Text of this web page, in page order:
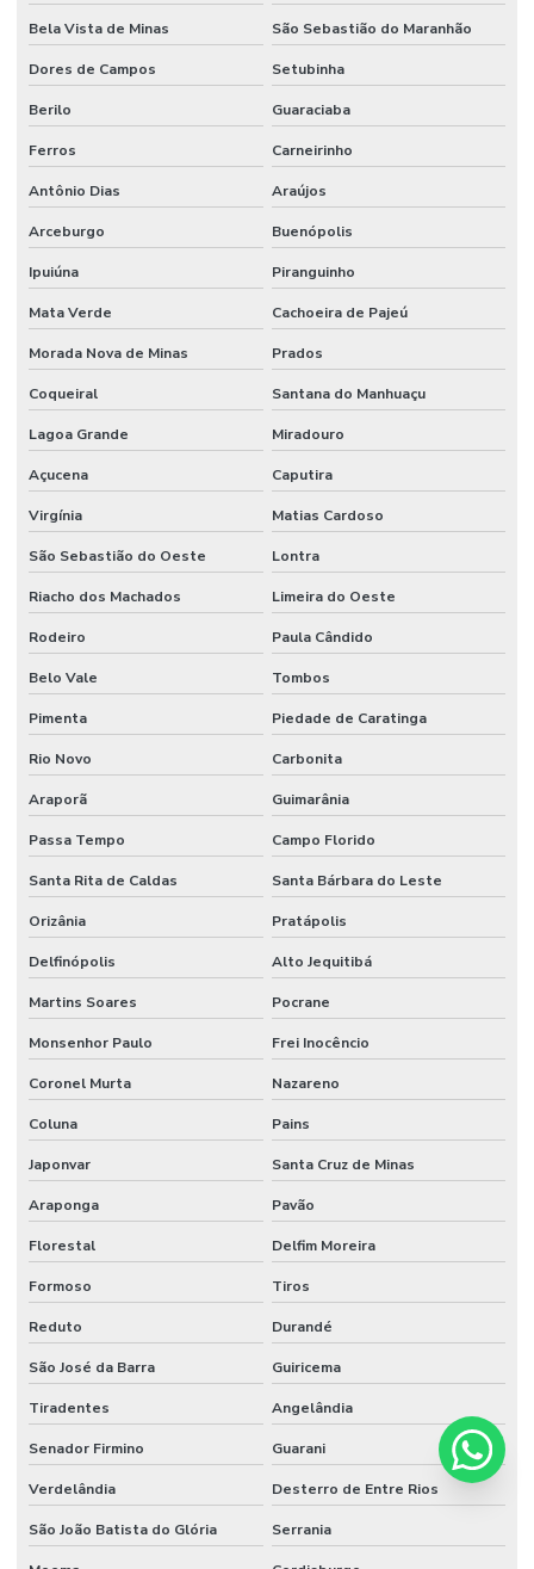
Bela Vista de Minas São Sebastião do Maranhão
Dores de Campos Setubinha
Berilo Guaraciaba
Ferros Carneirinho
Antônio Dias Araújos
Arceburgo Buenópolis
Ipuiúna Piranguinho
Mata Verde Cachoeira de Pajeú
Morada Nova de Minas Prados
Coqueiral Santana do Manhuaçu
Lagoa Grande Miradouro
Açucena Caputira
Virgínia Matias Cardoso
São Sebastião do Oeste Lontra
Riacho dos Machados Limeira do Oeste
Rodeiro Paula Cândido
Belo Vale Tombos
Pimenta Piedade de Caratinga
Rio Novo Carbonita
Araporã Guimarânia
Passa Tempo Campo Florido
Santa Rita de Caldas Santa Bárbara do Leste
Orizânia Pratápolis
Delfinópolis Alto Jequitibá
Martins Soares Pocrane
Monsenhor Paulo Frei Inocêncio
Coronel Murta Nazareno
Coluna Pains
Japonvar Santa Cruz de Minas
Araponga Pavão
Florestal Delfim Moreira
Formoso Tiros
Reduto Durandé
São José da Barra Guiricema
Tiradentes Angelândia
Senador Firmino Guarani
Verdelândia Desterro de Entre Rios
São João Batista do Glória Serrania